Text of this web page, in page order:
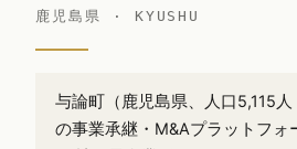
鹿児島県 · KYUSHU
与論町（鹿児島県、人口5,115人
の事業承継・M&Aプラットフォ